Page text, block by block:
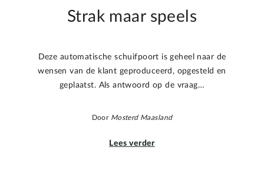
Strak maar speels
Deze automatische schuifpoort is geheel naar de
wensen van de klant geproduceerd, opgesteld en
geplaatst. Als antwoord op de vraag…
Door Mosterd Maasland
Lees verder